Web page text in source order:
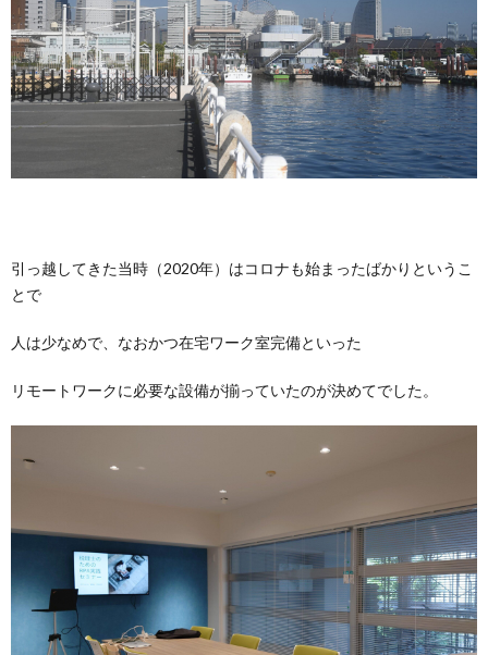
引っ越してきた当時（2020年）はコロナも始まったばかりというこ
とで
人は少なめで、なおかつ在宅ワーク室完備といった
リモートワークに必要な設備が揃っていたのが決めてでした。